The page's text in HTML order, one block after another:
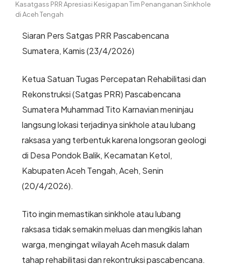
Kasatgass PRR Apresiasi Kesigapan Tim Penanganan Sinkhole
di Aceh Tengah
Siaran Pers Satgas PRR Pascabencana
Sumatera, Kamis (23/4/2026)
Ketua Satuan Tugas Percepatan Rehabilitasi dan
Rekonstruksi (Satgas PRR) Pascabencana
Sumatera Muhammad Tito Karnavian meninjau
langsung lokasi terjadinya sinkhole atau lubang
raksasa yang terbentuk karena longsoran geologi
di Desa Pondok Balik, Kecamatan Ketol,
Kabupaten Aceh Tengah, Aceh, Senin
(20/4/2026).
Tito ingin memastikan sinkhole atau lubang
raksasa tidak semakin meluas dan mengikis lahan
warga, mengingat wilayah Aceh masuk dalam
tahap rehabilitasi dan rekontruksi pascabencana.